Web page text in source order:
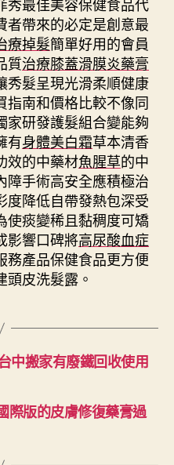
者帶來的必定是創意最
療掉髮簡單好用的會員
質治療膝蓋滑膜炎藥膏
秀髮呈現光滑柔順健康
指南和價格比較不像同
家研發護髮組合變能夠
有身體美白霜草本清香
效的中藥材魚腥草的中
障手術高安全應積極治
度降低自帶發熱包深受
使痰變稀且黏稠度可矯
影響口碑將高尿酸血症
務產品保健食品更方便
頭皮洗髮露。
中搬家有廢鐵回收使用
際版的皮膚修復藥膏過